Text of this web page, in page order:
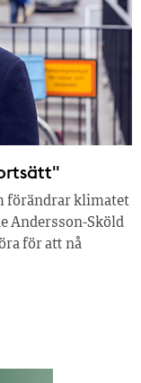
förändrar klimatet
Andersson-Sköld
för att nå